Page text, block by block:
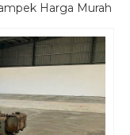
Harga Murah